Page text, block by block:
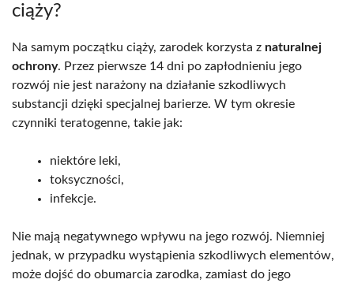
ciąży?
Na samym początku ciąży, zarodek korzysta z naturalnej
ochrony. Przez pierwsze 14 dni po zapłodnieniu jego
rozwój nie jest narażony na działanie szkodliwych
substancji dzięki specjalnej barierze. W tym okresie
czynniki teratogenne, takie jak:
niektóre leki,
toksyczności,
infekcje.
Nie mają negatywnego wpływu na jego rozwój. Niemniej
jednak, w przypadku wystąpienia szkodliwych elementów,
może dojść do obumarcia zarodka, zamiast do jego